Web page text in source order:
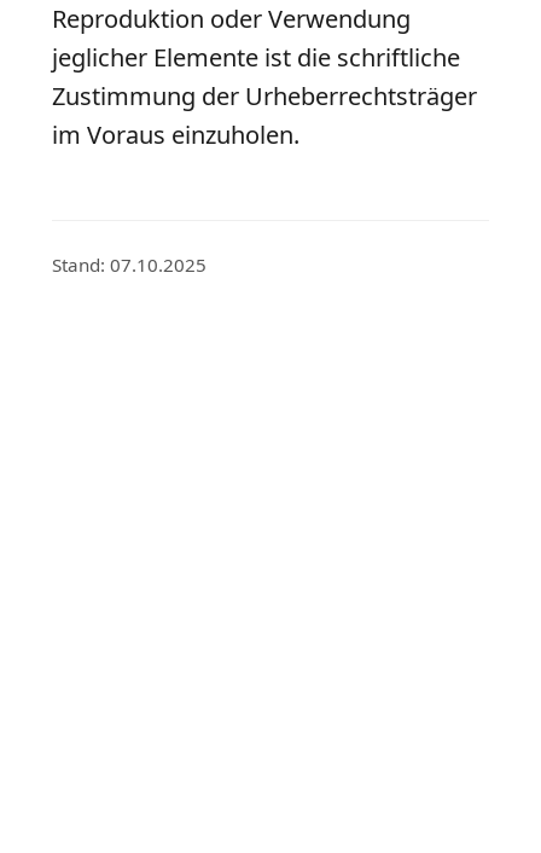
Reproduktion oder Verwendung
jeglicher Elemente ist die schriftliche
Zustimmung der Urheberrechtsträger
im Voraus einzuholen.
Stand: 07.10.2025